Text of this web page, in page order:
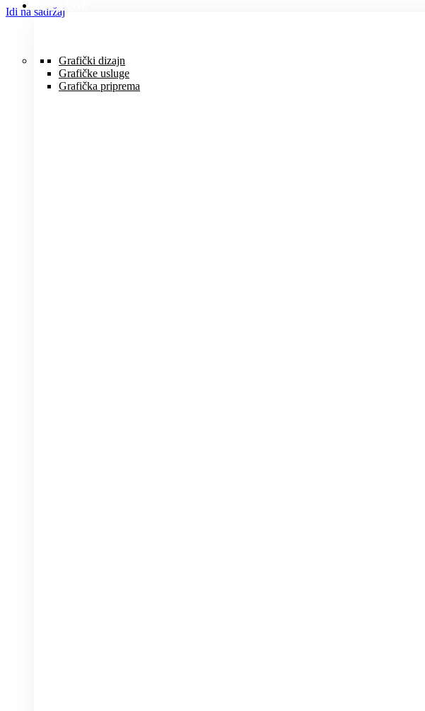
Idi na sadržajUSLUGE
Grafički dizajn
Grafičke usluge
Grafička priprema